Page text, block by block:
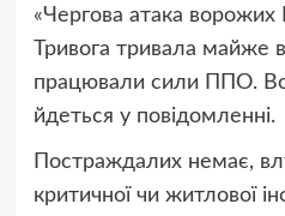
«Чергова атака
Тривога тривала майже
працювали сили ППО.
йдеться у повідомленні.
Постраждалих немає,
критичної чи житлової